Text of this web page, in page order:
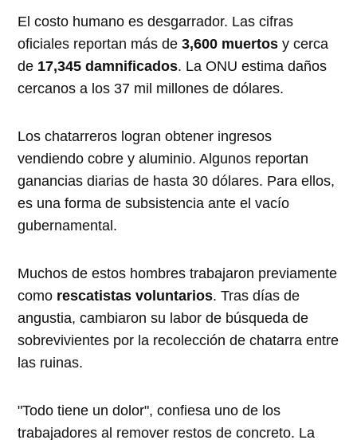
El costo humano es desgarrador. Las cifras
oficiales reportan más de3,600 muertos y cerca
de 17,345 damnificados. La ONU estima daños
cercanos a los 37 mil millones de dólares.
Los chatarreros logran obtener ingresos
vendiendo cobre y aluminio. Algunos reportan
ganancias diarias de hasta 30 dólares. Para ellos,
es una forma de subsistencia ante el vacío
gubernamental.
Muchos de estos hombres trabajaron previamente
como rescatistas voluntarios. Tras días de
angustia, cambiaron su labor de búsqueda de
sobrevivientes por la recolección de chatarra entre
las ruinas.
"Todo tiene un dolor", confiesa uno de los
trabajadores al remover restos de concreto. La